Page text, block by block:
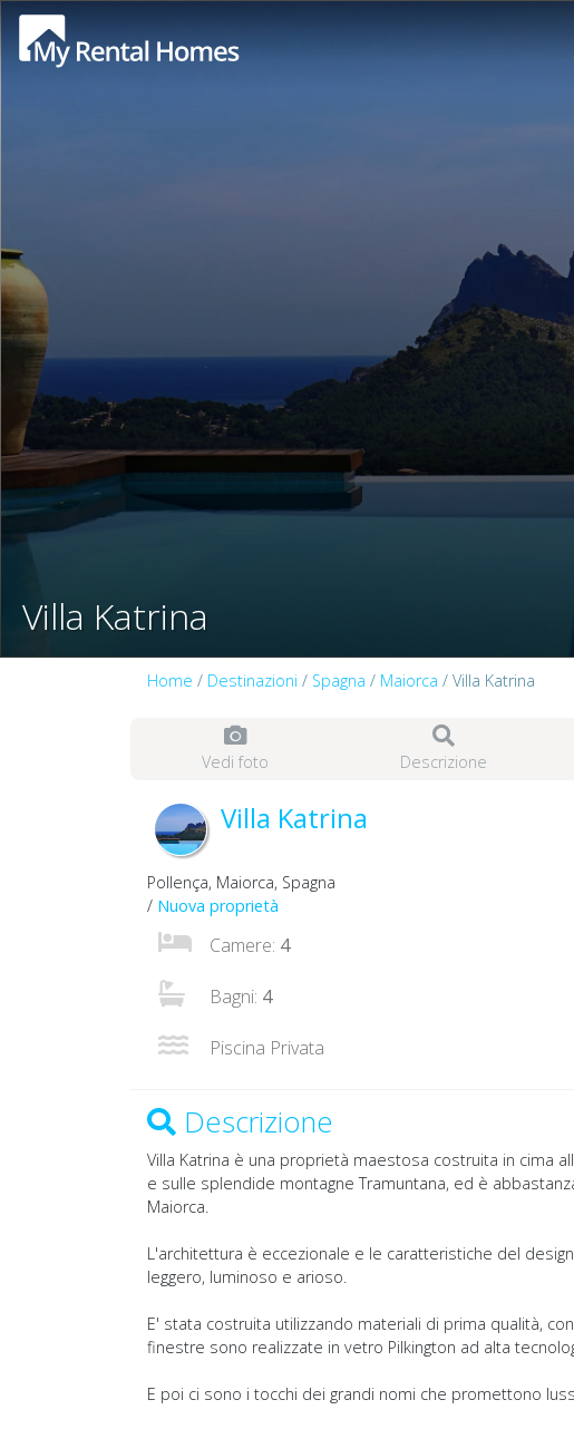
Villa Katrina
Home / Destinazioni / Spagna / Maiorca / Villa Katrina
Vedi foto Descrizione
Villa Katrina
Pollença, Maiorca, Spagna
/ Nuova proprietà
Camere: 4
Bagni: 4
Piscina Privata
Descrizione
Villa Katrina è una proprietà maestosa costruita in cima
e sulle splendide montagne Tramuntana, ed è
Maiorca.
L'architettura è eccezionale e le caratteristiche del
leggero, luminoso e arioso.
E' stata costruita utilizzando materiali di prima qualità,
finestre sono realizzate in vetro Pilkington ad alta
E poi ci sono i tocchi dei grandi nomi che promettono